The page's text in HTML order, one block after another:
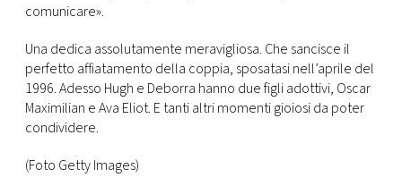
comunicare».
Una dedica assolutamente meravigliosa. Che sancisce il
perfetto affiatamento della coppia, sposatasi nell’aprile del
1996. Adesso Hugh e Deborra hanno due figli adottivi, Oscar
Maximilian e Ava Eliot. E tanti altri momenti gioiosi da poter
condividere.
(Foto Getty Images)